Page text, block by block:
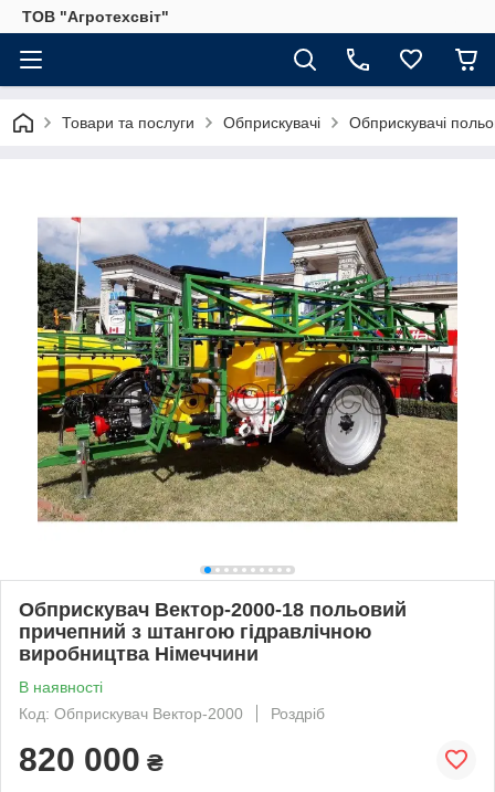
ТОВ "Агротехсвіт"
Товари та послуги Обприскувачі Обприскувачі
Обприскувач Вектор-2000-18 польовий
причепний з штангою гідравлічною
виробництва Німеччини
В наявності
Код: Обприскувач Вектор-2000
Роздріб
820 000 ₴